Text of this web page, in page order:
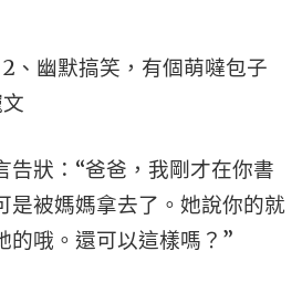
、幽默搞笑，有個萌噠包子
告狀：“爸爸，我剛才在你書
是被媽媽拿去了。她說你的就
的哦。還可以這樣嗎？”